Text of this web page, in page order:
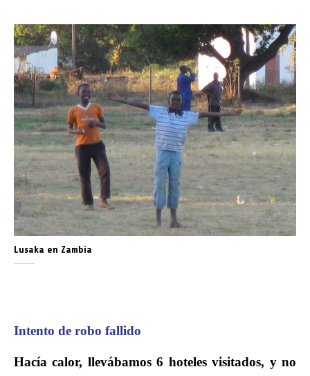
Lusaka en Zambia
Intento de robo fallido
Hacía calor, llevábamos 6 hoteles visitados, y no